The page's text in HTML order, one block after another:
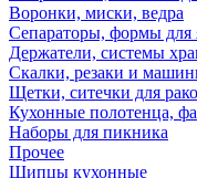
Воронки, миски, ведра
Сепараторы, формы для
Держатели, системы
Скалки, резаки и
Щетки, ситечки для
Кухонные полотенца,
Наборы для пикника
Прочее
Щипцы кухонные